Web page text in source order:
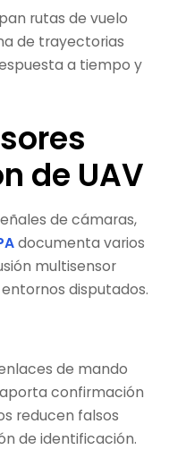
rutas de vuelo
de trayectorias
a tiempo y
de UAV
de cámaras,
documenta varios
multisensor
disputados.
de mando
confirmación
reducen falsos
de identificación.